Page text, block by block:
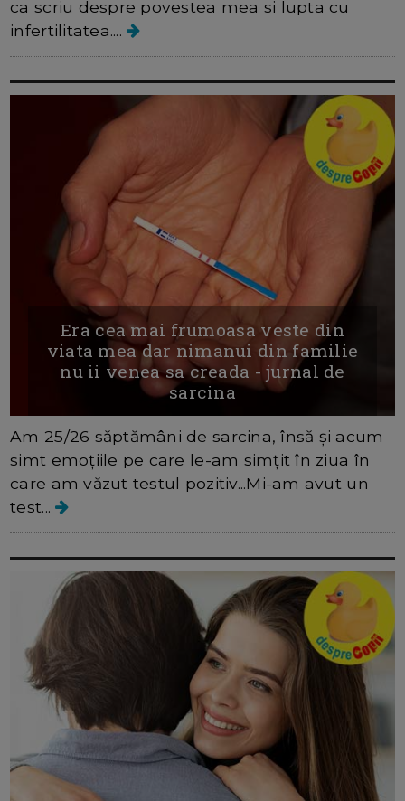
ca scriu despre povestea mea si lupta cu
infertilitatea....
Era cea mai frumoasa veste din
viata mea dar nimanui din familie
nu ii venea sa creada - jurnal de
sarcina
Am 25/26 săptămâni de sarcina, însă și acum
simt emoțiile pe care le-am simțit în ziua în
care am văzut testul pozitiv...Mi-am avut un
test...